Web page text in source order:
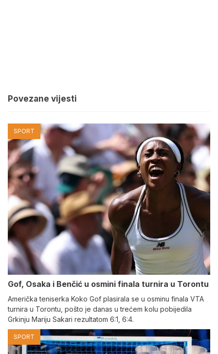
Povezane vijesti
SPORT
Gof, Osaka i Benčić u osmini finala turnira u Torontu
Američka teniserka Koko Gof plasirala se u osminu finala VTA
turnira u Torontu, pošto je danas u trećem kolu pobijedila
Grkinju Mariju Sakari rezultatom 6:1, 6:4.
SPORT